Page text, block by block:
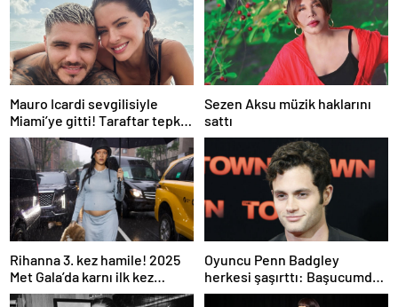
Mauro Icardi sevgilisiyle
Miami’ye gitti! Taraftar tepki
gösterdi
Sezen Aksu müzik haklarını
sattı
Rihanna 3. kez hamile! 2025
Met Gala’da karnı ilk kez
görüntülendi
Oyuncu Penn Badgley
herkesi şaşırttı: Başucumda
Kur’an-ı Kerim var